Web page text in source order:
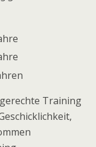
Training